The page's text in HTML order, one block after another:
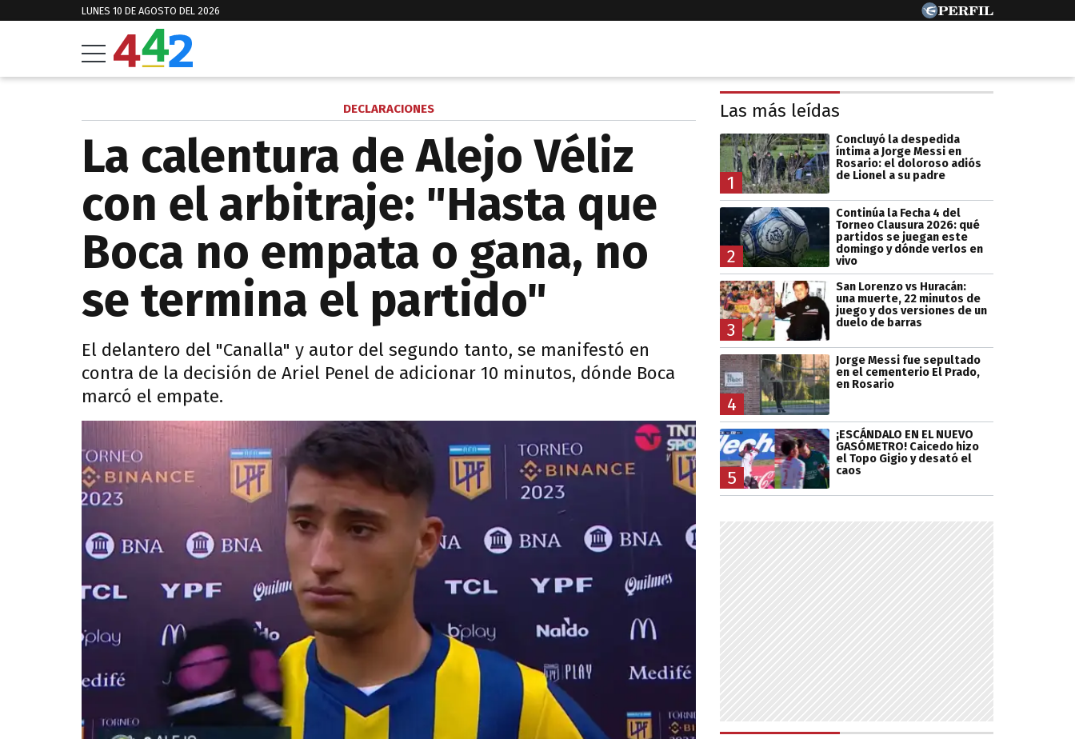
LUNES 10 DE AGOSTO DEL 2026
DECLARACIONES
La calentura de Alejo Véliz
con el arbitraje: "Hasta que
Boca no empata o gana, no
se termina el partido"
El delantero del "Canalla" y autor del segundo tanto, se manifestó en
contra de la decisión de Ariel Penel de adicionar 10 minutos, dónde Boca
marcó el empate.
Las más leídas
1
Concluyó la despedida
íntima a Jorge Messi en
Rosario: el doloroso adiós
de Lionel a su padre
2
Continúa la Fecha 4 del
Torneo Clausura 2026: qué
partidos se juegan este
domingo y dónde verlos en
vivo
3
San Lorenzo vs Huracán:
una muerte, 22 minutos de
juego y dos versiones de un
duelo de barras
4
Jorge Messi fue sepultado
en el cementerio El Prado,
en Rosario
5
¡ESCÁNDALO EN EL NUEVO
GASÓMETRO! Caicedo hizo
el Topo Gigio y desató el
caos